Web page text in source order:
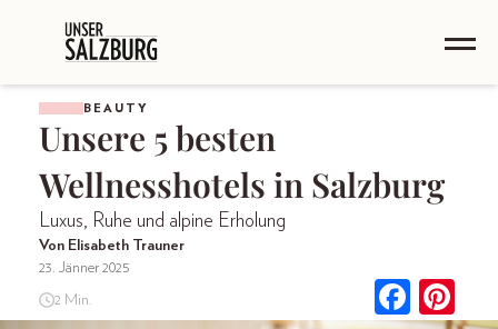
BEAUTY
Unsere 5 besten
Wellnesshotels in Salzburg
Luxus, Ruhe und alpine Erholung
Von Elisabeth Trauner
23. Jänner 2025
2 Min.